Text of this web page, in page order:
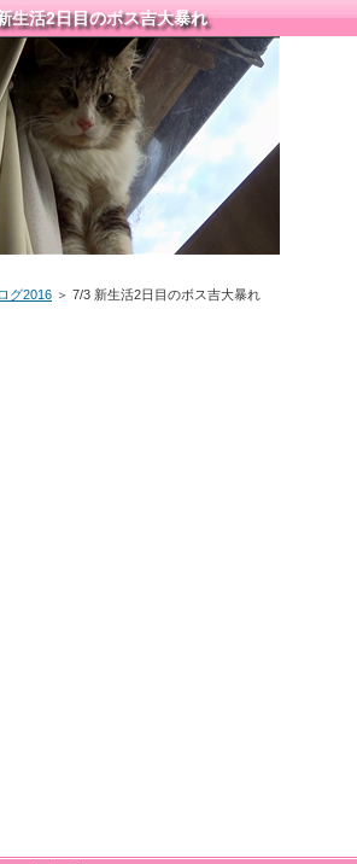
生活2日目のボス吉大暴れ
グ2016 ＞ 7/3 新生活2日目のボス吉大暴れ